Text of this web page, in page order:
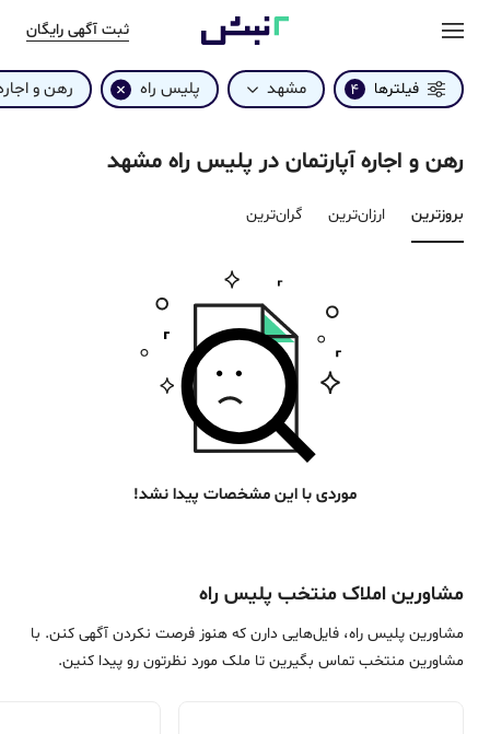
ثبت آگهی رایگان
فیلترها 4 مشهد پلیس راه رهن و
رهن و اجاره آپارتمان در پلیس راه مشهد
بروزترین‌ ارزان‌ترین گران‌ترین
موردی با این مشخصات پیدا نشد!
مشاورین املاک منتخب پلیس راه
مشاورین پلیس راه، فایل‌هایی دارن که هنوز فرصت نکردن آگهی کنن. با
مشاورین منتخب تماس بگیرین تا ملک مورد نظرتون رو پیدا کنین.